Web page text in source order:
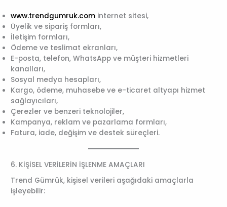
www.trendgumruk.com internet sitesi,
Üyelik ve sipariş formları,
İletişim formları,
Ödeme ve teslimat ekranları,
E-posta, telefon, WhatsApp ve müşteri hizmetleri
kanalları,
Sosyal medya hesapları,
Kargo, ödeme, muhasebe ve e-ticaret altyapı hizmet
sağlayıcıları,
Çerezler ve benzeri teknolojiler,
Kampanya, reklam ve pazarlama formları,
Fatura, iade, değişim ve destek süreçleri.
6. KİŞİSEL VERİLERİN İŞLENME AMAÇLARI
Trend Gümrük, kişisel verileri aşağıdaki amaçlarla
işleyebilir: